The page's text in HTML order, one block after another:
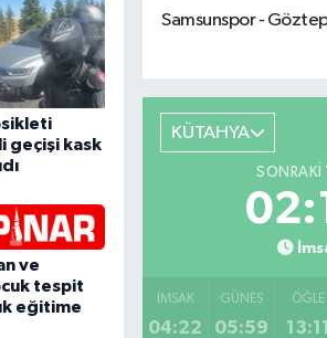
geçişi kask
ve
tespit
eğitime
Samsunspor -
KÜTAHYA
SONRAKI
İMSAK
04:22
GÜNEŞ
05:59
ÖĞLE
13:11